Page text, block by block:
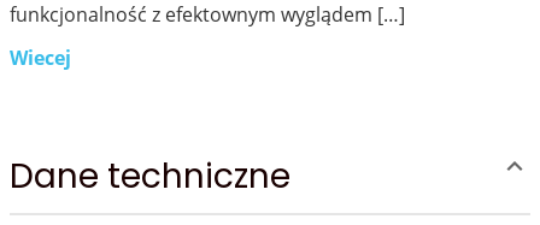
funkcjonalność z efektownym wyglądem […]
Wiecej
Dane techniczne